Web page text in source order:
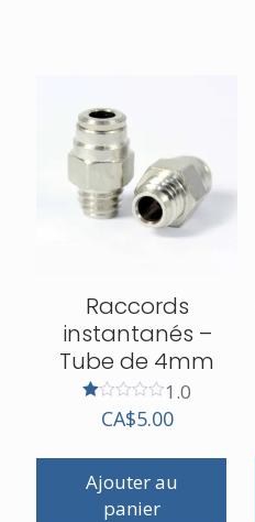
Raccords
instantanés –
Tube de 4mm
Note
1.00
5
1.0
CA$5.00
Ajouter au
panier